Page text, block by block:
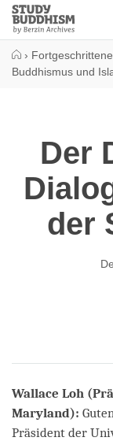
Close
Study
Buddhism
›
Buddhismus und
Der
der
Wallace Loh
Maryland):
Präsident der